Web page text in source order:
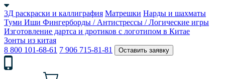
3Д раскраски и каллиграфия Матрешки Нарды и шахматы
Туми Иши Фингерборды / Антистрессы / Логические игры
Изготовление дартса и дротиков с логотипом в Китае
Зонты из китая
8 800 101-68-61 7 906 715-81-81 Оставить заявку